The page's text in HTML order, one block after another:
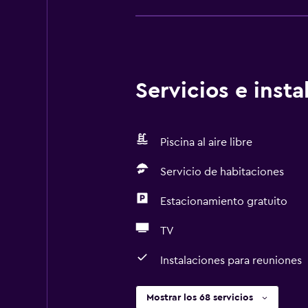
Servicios e
Piscina al aire libre
Servicio de habitaciones
Estacionamiento gratuito
TV
Instalaciones para reuniones
Mostrar los 68 servicios